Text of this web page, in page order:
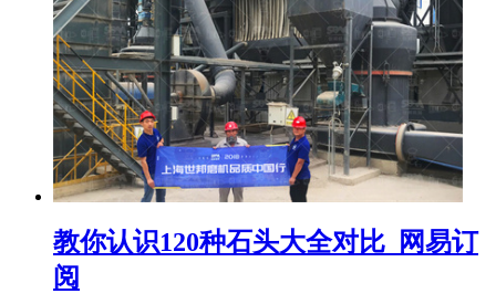
教你认识120种石头大全对比_网易订
阅